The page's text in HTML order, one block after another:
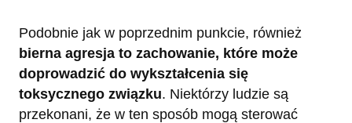
Podobnie jak w poprzednim punkcie, również
bierna agresja to zachowanie, które może
doprowadzić do wykształcenia się
toksycznego związku. Niektórzy ludzie są
przekonani, że w ten sposób mogą sterować